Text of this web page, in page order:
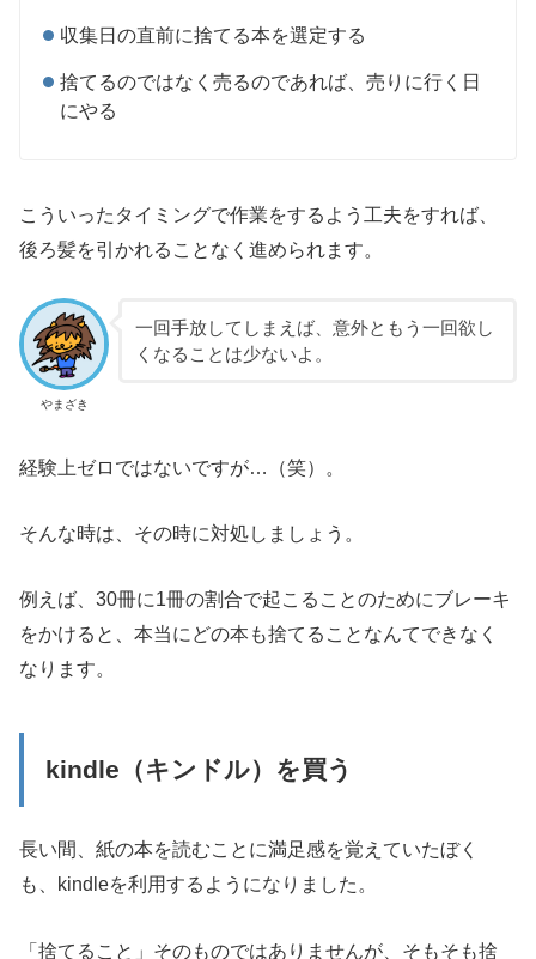
収集日の直前に捨てる本を選定する
捨てるのではなく売るのであれば、売りに行く日
にやる
こういったタイミングで作業をするよう工夫をすれば、
後ろ髪を引かれることなく進められます。
やまざき
一回手放してしまえば、意外ともう一回欲し
くなることは少ないよ。
経験上ゼロではないですが…（笑）。
そんな時は、その時に対処しましょう。
例えば、30冊に1冊の割合で起こることのためにブレーキ
をかけると、本当にどの本も捨てることなんてできなく
なります。
kindle（キンドル）を買う
長い間、紙の本を読むことに満足感を覚えていたぼく
も、kindleを利用するようになりました。
「捨てること」そのものではありませんが、そもそも捨